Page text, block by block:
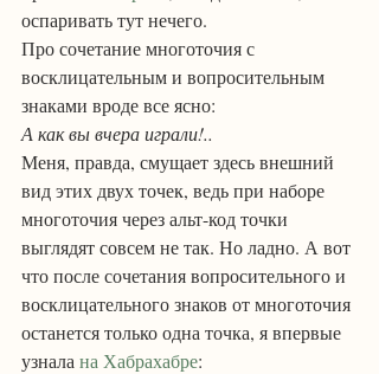
оспаривать тут нечего.
Про сочетание многоточия с
восклицательным и вопросительным
знаками вроде все ясно:
А как вы вчера играли!..
Меня, правда, смущает здесь внешний
вид этих двух точек, ведь при наборе
многоточия через альт-код точки
выглядят совсем не так. Но ладно. А вот
что после сочетания вопросительного и
восклицательного знаков от многоточия
останется только одна точка, я впервые
узнала на Хабрахабре: